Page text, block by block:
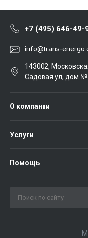
+7 (495) 646-49-
info@trans-
143002,
Садовая ул, дом №
О компании
Услуги
Помощь